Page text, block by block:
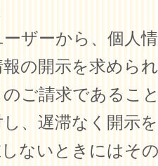
ザーから、個人
の開示を求めら
ご請求であるこ
、遅滞なく開示
ないときにはそ